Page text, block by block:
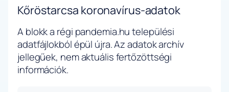
Kőröstarcsa koronavírus-adatok
A blokk a régi pandemia.hu települési
adatfájlokból épül újra. Az adatok archív
jellegűek, nem aktuális fertőzöttségi
információk.